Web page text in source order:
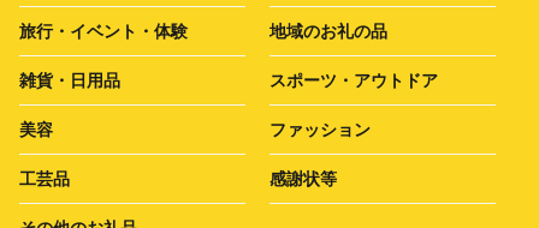
旅行・イベント・体験 地域のお礼の品
雑貨・日用品 スポーツ・アウトドア
美容 ファッション
工芸品 感謝状等